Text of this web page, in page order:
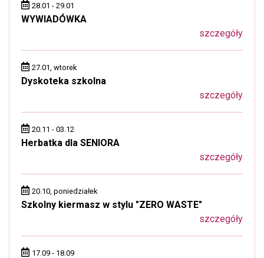
28.01 - 29.01
WYWIADÓWKA
szczegóły
27.01, wtorek
Dyskoteka szkolna
szczegóły
20.11 - 03.12
Herbatka dla SENIORA
szczegóły
20.10, poniedziałek
Szkolny kiermasz w stylu "ZERO WASTE"
szczegóły
17.09 - 18.09